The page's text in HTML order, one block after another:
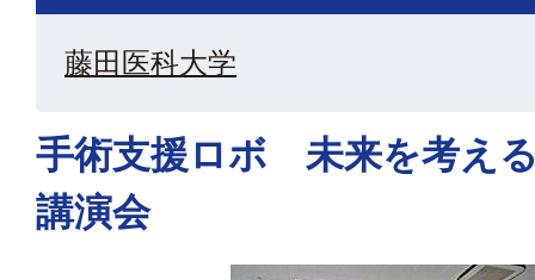
藤田医科大学
手術支援ロボ 未来を考え
講演会